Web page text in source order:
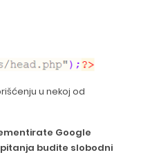
u nekoj od
Google
budite slobodni